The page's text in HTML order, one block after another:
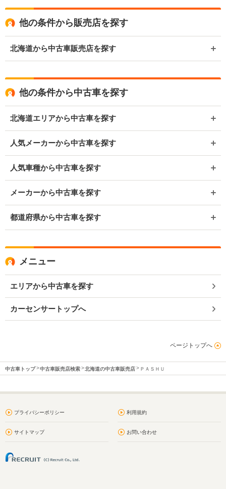
他の条件から販売店を探す
北海道から中古車販売店を探す
他の条件から中古車を探す
北海道エリアから中古車を探す
人気メーカーから中古車を探す
人気車種から中古車を探す
メーカーから中古車を探す
都道府県から中古車を探す
メニュー
エリアから中古車を探す
カーセンサートップへ
ページトップへ
中古車トップ 中古車販売店検索 北海道の中古車販売店 ＰＡＳＨＵ
プライバシーポリシー 利用規約
サイトマップ お問い合わせ